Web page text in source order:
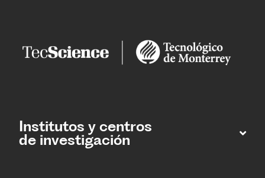
Institutos y centros
de investigación